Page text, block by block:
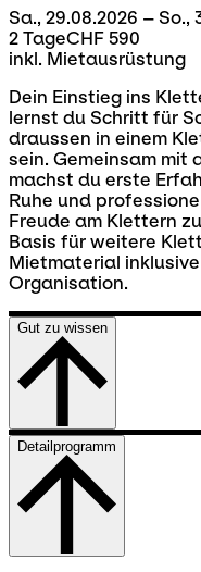
Sa., 29.08.2026 – So.,
2 TageCHF 590
inkl. Mietausrüstung
Dein Einstieg ins
lernst du Schritt für
draussen in einem
sein. Gemeinsam mit
machst du erste
Ruhe und
Freude am Klettern
Basis für weitere
Mietmaterial
Organisation.
Gut zu wissen
Detailprogramm